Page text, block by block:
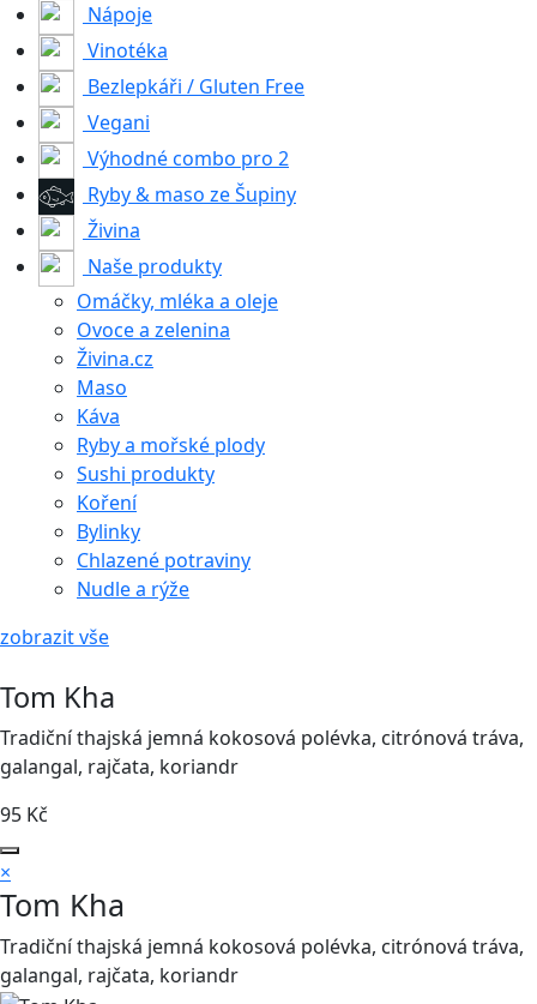
Nápoje
Vinotéka
Bezlepkáři / Gluten Free
Vegani
Výhodné combo pro 2
Ryby & maso ze Šupiny
Živina
Naše produkty
Omáčky, mléka a oleje
Ovoce a zelenina
Živina.cz
Maso
Káva
Ryby a mořské plody
Sushi produkty
Koření
Bylinky
Chlazené potraviny
Nudle a rýže
zobrazit vše
Tom Kha
Tradiční thajská jemná kokosová polévka, citrónová tráva,
galangal, rajčata, koriandr
95 Kč
×
Tom Kha
Tradiční thajská jemná kokosová polévka, citrónová tráva,
galangal, rajčata, koriandr